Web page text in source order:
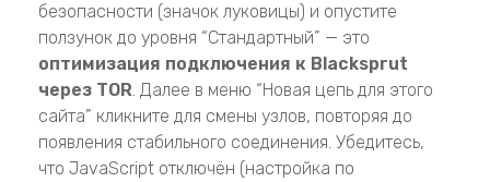
безопасности (значок луковицы) и опустите
ползунок до уровня “Стандартный” — это
оптимизация подключения к Blacksprut
через TOR. Далее в меню “Новая цепь для этого
сайта” кликните для смены узлов, повторяя до
появления стабильного соединения. Убедитесь,
что JavaScript отключён (настройка по